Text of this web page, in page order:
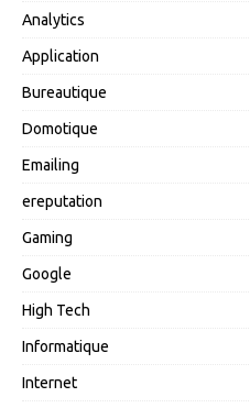
Analytics
Application
Bureautique
Domotique
Emailing
ereputation
Gaming
Google
High Tech
Informatique
Internet